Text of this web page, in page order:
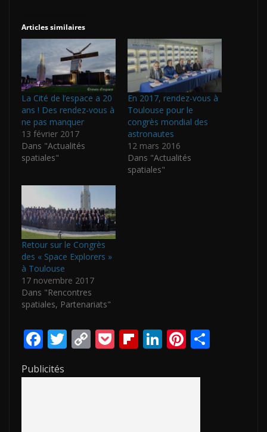
Articles similaires
La Cité de l’espace a 20
ans ! Des rendez-vous à
ne pas manquer
13 février 2017
Dans "Actualités
spatiales"
En 2017, rendez-vous à
Toulouse pour le
congrès mondial des
astronautes
12 mars 2016
Dans "Actualités
spatiales"
Retour sur le Congrès
des « Space Explorers »
à Toulouse
17 novembre 2017
Dans "Rencontres
spatiales, Partenariats"
F
e
T
itt
C
p
P
ck
Fli
b
Li
k
Pi
er
Publicités